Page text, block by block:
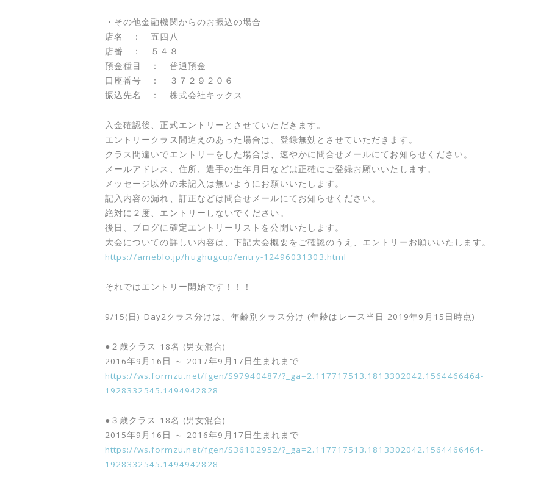
・その他金融機関からのお振込の場合
店名 ： 五四八
店番 ： ５４８
預金種目 ： 普通預金
口座番号 ： ３７２９２０６
振込先名 ： 株式会社キックス
入金確認後、正式エントリーとさせていただきます。
エントリークラス間違えのあった場合は、登録無効とさせていただきます。
クラス間違いでエントリーをした場合は、速やかに問合せメールにてお知らせください。
メールアドレス、住所、選手の生年月日などは正確にご登録お願いいたします。
メッセージ以外の未記入は無いようにお願いいたします。
記入内容の漏れ、訂正などは問合せメールにてお知らせください。
絶対に２度、エントリーしないでください。
後日、ブログに確定エントリーリストを公開いたします。
大会についての詳しい内容は、下記大会概要をご確認のうえ、エントリーお願いいたします。
https://ameblo.jp/hughugcup/entry-12496031303.html
それではエントリー開始です！！！
9/15(日) Day2クラス分けは、年齢別クラス分け (年齢はレース当日 2019年9月15日時点)
●２歳クラス 18名 (男女混合)
2016年9月16日 ～ 2017年9月17日生まれまで
https://ws.formzu.net/fgen/S97940487/?_ga=2.117717513.1813302042.1564466464-
1928332545.1494942828
●３歳クラス 18名 (男女混合)
2015年9月16日 ～ 2016年9月17日生まれまで
https://ws.formzu.net/fgen/S36102952/?_ga=2.117717513.1813302042.1564466464-
1928332545.1494942828